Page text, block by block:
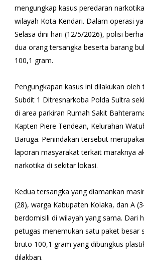
mengungkap kasus peredaran
wilayah Kota Kendari. Dalam operasi
Selasa dini hari (12/5/2026), polisi
dua orang tersangka beserta barang
100,1 gram.
Pengungkapan kasus ini dilakukan oleh
Subdit 1 Ditresnarkoba Polda Sultra
di area parkiran Rumah Sakit
Kapten Piere Tendean, Kelurahan
Baruga. Penindakan tersebut
laporan masyarakat terkait maraknya
narkotika di sekitar lokasi.
Kedua tersangka yang diamankan
(28), warga Kabupaten Kolaka, dan A
berdomisili di wilayah yang sama. Dari
petugas menemukan satu paket besar
bruto 100,1 gram yang dibungkus
dilakban.